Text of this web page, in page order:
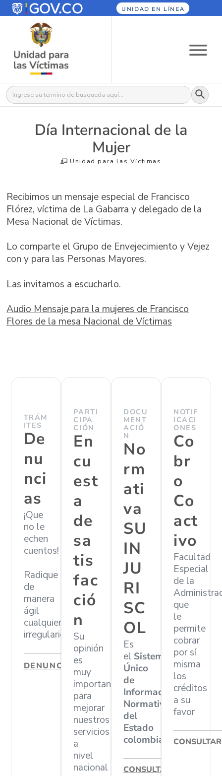
UNIDAD EN LÍNEA
Buscar: Botón
Día Internacional de la
Mujer
Unidad para las Víctimas
Recibimos un mensaje especial de Francisco
Flórez, víctima de La Gabarra y delegado de la
Mesa Nacional de Víctimas.
Lo comparte el Grupo de Envejecimiento y Vejez
con y para las Personas Mayores.
Las invitamos a escucharlo.
Audio Mensaje para la mujeres de Francisco
Flores de la mesa Nacional de Víctimas
TRÁM
ITES
De
nu
nci
as
¡Que
no le
echen
cuentos!
Radique
de
manera
ágil
cualquier
irregularidad
DENUNCIAR
PARTI
CIPA
CIÓN
En
cu
est
a
de
sa
tis
fac
ció
n
Su
opinión
es
muy
importante
para
mejorar
nuestros
servicios
a
nivel
nacional
DOCU
MENT
ACIÓ
N
No
rm
ati
va
SU
IN
JU
RI
SC
OL
Es
el Sistema
Único
de
Información
Normativa
del
Estado
colombiano
CONSULTAR
NOTIF
ICACI
ONES
Co
br
o
Co
act
ivo
Facultad
Especial
de la
que
le
permite
cobrar
por sí
misma
los
créditos
a su
favor
CONSULTAR